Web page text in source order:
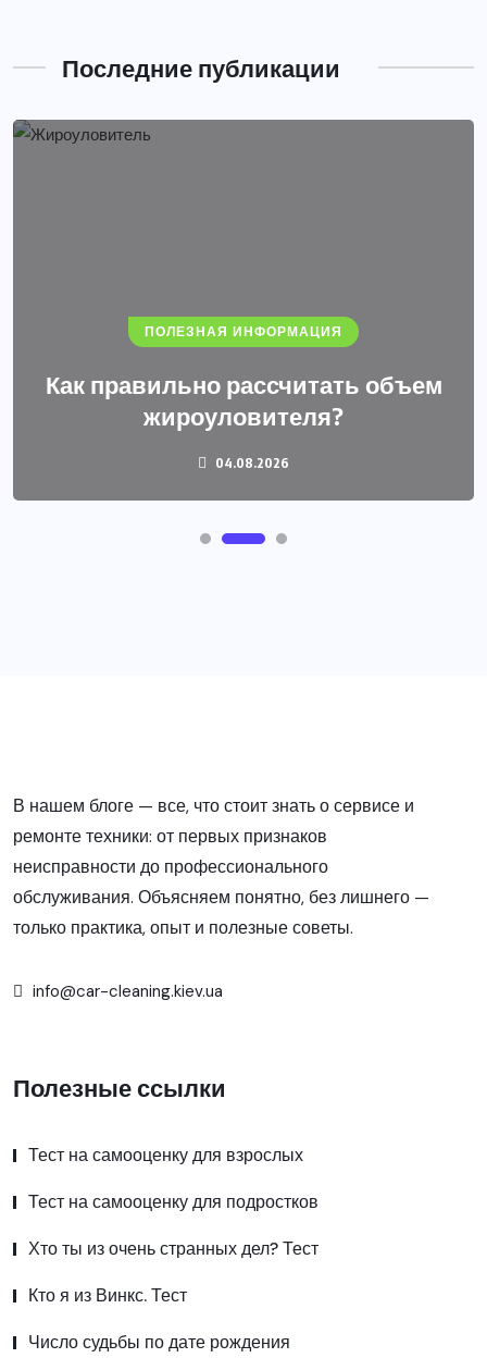
Последние публикации
ПОЛЕЗНАЯ ИНФОРМАЦИЯ
Как правильно рассчитать объем
жироуловителя?
04.08.2026
В нашем блоге — все, что стоит знать о сервисе и
ремонте техники: от первых признаков
неисправности до профессионального
обслуживания. Объясняем понятно, без лишнего —
только практика, опыт и полезные советы.
info@car-cleaning.kiev.ua
Полезные ссылки
Тест на самооценку для взрослых
Тест на самооценку для подростков
Хто ты из очень странных дел? Тест
Кто я из Винкс. Тест
Число судьбы по дате рождения